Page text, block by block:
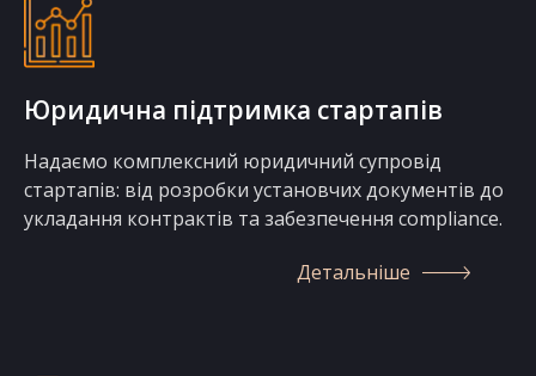
Юридична підтримка стартапів
Надаємо комплексний юридичний супровід
стартапів: від розробки установчих документів до
укладання контрактів та забезпечення compliance.
Детальніше